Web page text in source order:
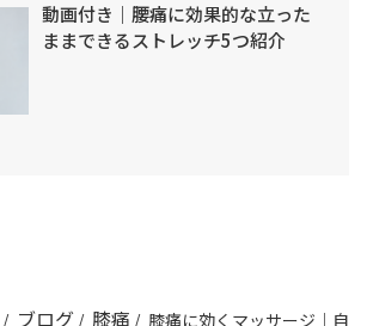
動画付き｜腰痛に効果的な立った
ままできるストレッチ5つ紹介
/ ブログ / 膝痛 / 膝痛に効くマッサージ｜自